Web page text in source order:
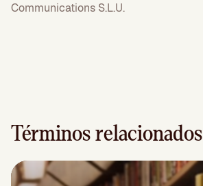
Communications S.L.U.
Términos relacionados